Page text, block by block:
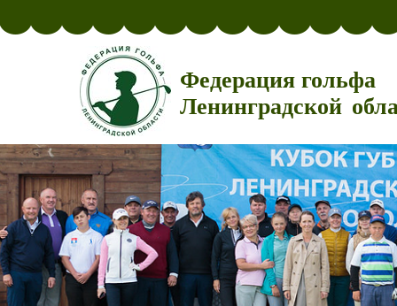
Федерация гольфа
Ленинградской